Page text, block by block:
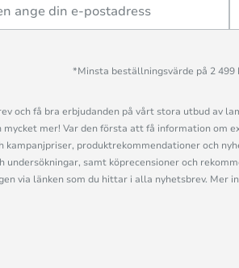
*Minsta beställningsvärde på 2 499
och få bra erbjudanden på vårt stora utbud av
mer! Var den första att få information om
kampanjpriser, produktrekommendationer och
undersökningar, samt köprecensioner och
via länken som du hittar i alla nyhetsbrev. Mer